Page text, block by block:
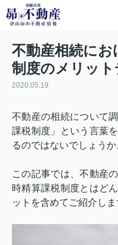
不動産相続にお
制度のメリッ
2020.05.19
不動産の相続について
課税制度」という言葉
るのではないでしょうか
この記事では、不動産
時精算課税制度とはど
ットを含めてご紹介しま